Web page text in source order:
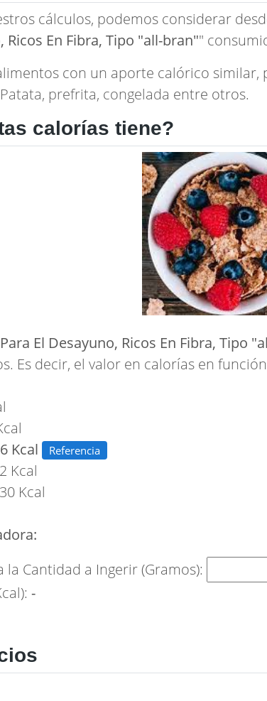
cálculos, podemos considerar
Ricos En Fibra, Tipo "all-bran""
con un aporte calórico similar,
Patata, prefrita, congelada entre otros.
calorías tiene?
El Desayuno, Ricos En Fibra, Tipo
Es decir, el valor en calorías en
Kcal
Referencia
Kcal
Kcal
la Cantidad a Ingerir (Gramos):
-